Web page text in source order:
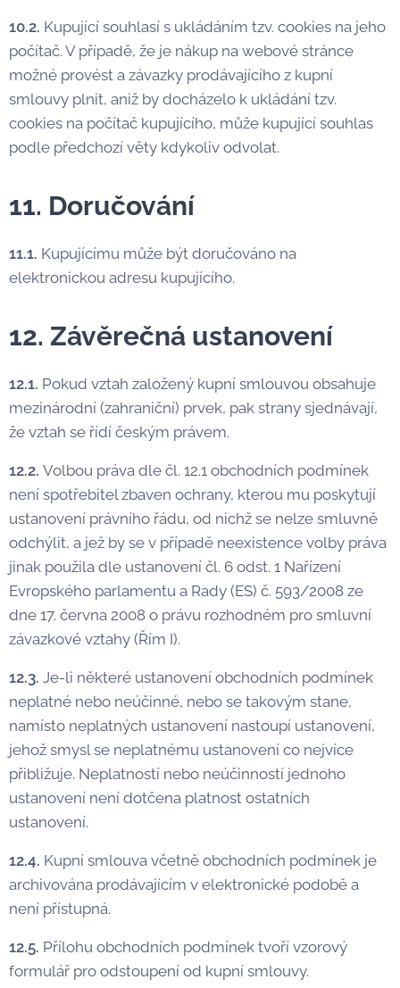
10.2. Kupující souhlasí s ukládáním tzv. cookies na jeho
počítač. V případě, že je nákup na webové stránce
možné provést a závazky prodávajícího z kupní
smlouvy plnit, aniž by docházelo k ukládání tzv.
cookies na počítač kupujícího, může kupující souhlas
podle předchozí věty kdykoliv odvolat.
11. Doručování
11.1. Kupujícímu může být doručováno na
elektronickou adresu kupujícího.
12. Závěrečná ustanovení
12.1. Pokud vztah založený kupní smlouvou obsahuje
mezinárodní (zahraniční) prvek, pak strany sjednávají,
že vztah se řídí českým právem.
12.2. Volbou práva dle čl. 12.1 obchodních podmínek
není spotřebitel zbaven ochrany, kterou mu poskytují
ustanovení právního řádu, od nichž se nelze smluvně
odchýlit, a jež by se v případě neexistence volby práva
jinak použila dle ustanovení čl. 6 odst. 1 Nařízení
Evropského parlamentu a Rady (ES) č. 593/2008 ze
dne 17. června 2008 o právu rozhodném pro smluvní
závazkové vztahy (Řím I).
12.3. Je-li některé ustanovení obchodních podmínek
neplatné nebo neúčinné, nebo se takovým stane,
namísto neplatných ustanovení nastoupí ustanovení,
jehož smysl se neplatnému ustanovení co nejvíce
přibližuje. Neplatností nebo neúčinností jednoho
ustanovení není dotčena platnost ostatních
ustanovení.
12.4. Kupní smlouva včetně obchodních podmínek je
archivována prodávajícím v elektronické podobě a
není přístupná.
12.5. Přílohu obchodních podmínek tvoří vzorový
formulář pro odstoupení od kupní smlouvy.